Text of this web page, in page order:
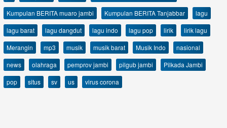
Kumpulan BERITA muaro jambi
Kumpulan BERITA Tanjabbar
lagu
lagu barat
lagu dangdut lagu indo lagu pop lirik
lirik lagu
Merangin
mp3 musik musik barat Musik Indo
nasional
news
olahraga pemprov jambi pilgub jambi
Pilkada Jambi
pop
situs sv us virus corona